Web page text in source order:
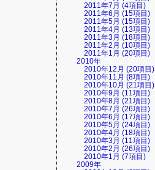
2011年7月 (4項目)
2011年6月 (15項目)
2011年5月 (15項目)
2011年4月 (13項目)
2011年3月 (18項目)
2011年2月 (10項目)
2011年1月 (20項目)
2010年
2010年12月 (20項目)
2010年11月 (8項目)
2010年10月 (21項目)
2010年9月 (11項目)
2010年8月 (21項目)
2010年7月 (26項目)
2010年6月 (17項目)
2010年5月 (24項目)
2010年4月 (18項目)
2010年3月 (11項目)
2010年2月 (26項目)
2010年1月 (7項目)
2009年